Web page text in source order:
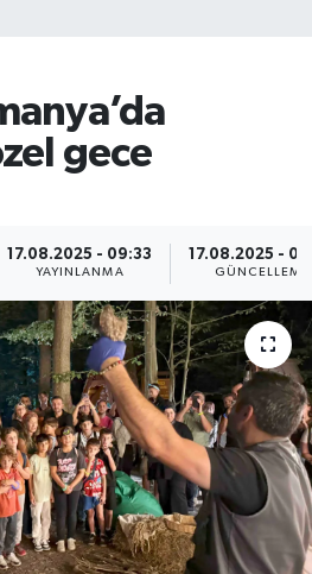
gece
17.08.2025 - 09:33
YAYINLANMA
17.08.2025 -
GÜNCELLEME